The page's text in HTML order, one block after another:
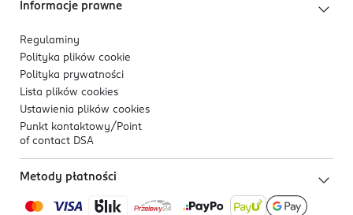
Informacje prawne
Regulaminy
Polityka plików cookie
Polityka prywatności
Lista plików cookies
Ustawienia plików cookies
Punkt kontaktowy/ Point
of contact DSA
Metody płatności